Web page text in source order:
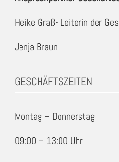
Heike Graß- Leiterin der
Jenja Braun
GESCHÄFTSZEITEN
Montag – Donnerstag
09:00 – 13:00 Uhr